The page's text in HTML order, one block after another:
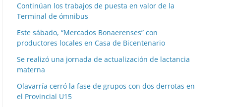
Continúan los trabajos de puesta en valor de la
Terminal de ómnibus
Este sábado, “Mercados Bonaerenses” con
productores locales en Casa de Bicentenario
Se realizó una jornada de actualización de lactancia
materna
Olavarría cerró la fase de grupos con dos derrotas en
el Provincial U15